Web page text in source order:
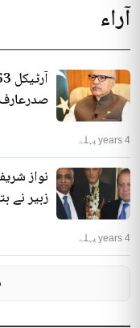
آراء
4 years پہلے
نواز
زبیر نے
4 years پہلے